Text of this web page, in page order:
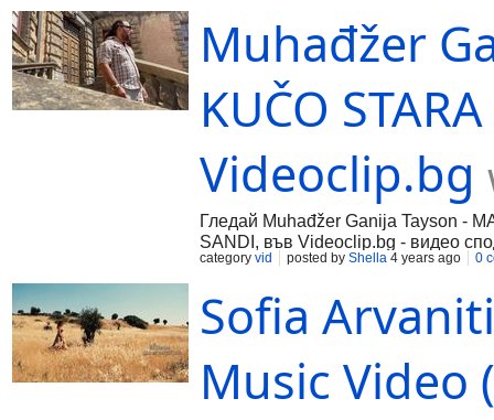
Muhađžer
KUČO
Videoclip.bg
Гледай Muhađžer Ganija Tayson -
SANDI, във Videoclip.bg - видео
category vid posted by Shella 4 years ago 0
Sofia
Music Video